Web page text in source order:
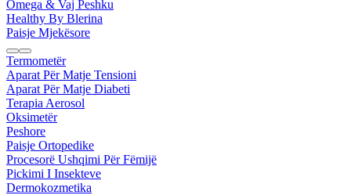
Omega & Vaj Peshku
Healthy By Blerina
Paisje Mjekësore
Termometër
Aparat Për Matje Tensioni
Aparat Për Matje Diabeti
Terapia Aerosol
Oksimetër
Peshore
Paisje Ortopedike
Procesorë Ushqimi Për Fëmijë
Pickimi I Insekteve
Dermokozmetika